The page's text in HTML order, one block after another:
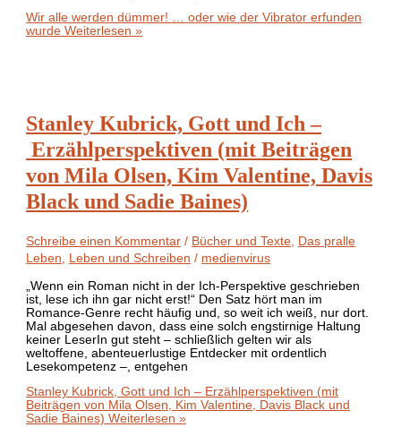
Wir alle werden dümmer! … oder wie der Vibrator erfunden
wurde Weiterlesen »
Stanley Kubrick, Gott und Ich –
Erzählperspektiven (mit Beiträgen
von Mila Olsen, Kim Valentine, Davis
Black und Sadie Baines)
Schreibe einen Kommentar / Bücher und Texte
Das pralle
Leben
Leben und Schreiben / medienvirus
„Wenn ein Roman nicht in der Ich-Perspektive geschrieben
ist, lese ich ihn gar nicht erst!“ Den Satz hört man im
Romance-Genre recht häufig und, so weit ich weiß, nur dort.
Mal abgesehen davon, dass eine solch engstirnige Haltung
keiner LeserIn gut steht – schließlich gelten wir als
weltoffene, abenteuerlustige Entdecker mit ordentlich
Lesekompetenz –, entgehen
Stanley Kubrick, Gott und Ich – Erzählperspektiven (mit
Beiträgen von Mila Olsen, Kim Valentine, Davis Black und
Sadie Baines) Weiterlesen »